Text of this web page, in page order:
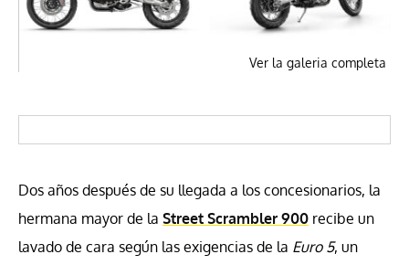
Ver la galeria completa
Dos años después de su llegada a los concesionarios, la
hermana mayor de la Street Scrambler 900 recibe un
lavado de cara según las exigencias de la Euro 5, un